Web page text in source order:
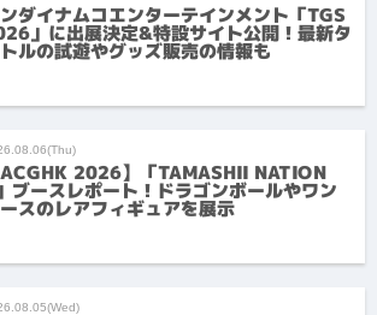
ダイナムコエンターテインメント「TGS
」に出展決定&特設サイト公開！最新タ
ルの試遊やグッズ販売の情報も
ACGHK 2026】「TAMASHII NATION
ブースレポート！ドラゴンボールやワン
スのレアフィギュアを展示